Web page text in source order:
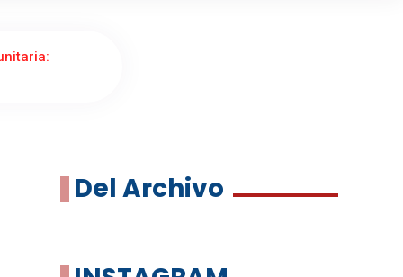
Del Archivo